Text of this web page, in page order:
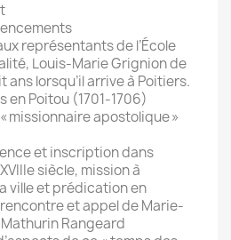
représentants de l’École
Louis-Marie Grignion de
lorsqu’il arrive à Poitiers.
en Poitou (1701-1706)
missionnaire apostolique »
et inscription dans
siècle, mission à
ville et prédication en
et appel de Marie-
Rangeard